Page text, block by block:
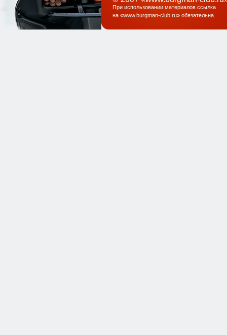
При использовании материалов ссылка
на «www.burgman-club.ru» обязательна